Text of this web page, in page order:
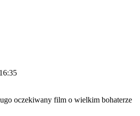
oczekiwany film o wielkim bohaterze